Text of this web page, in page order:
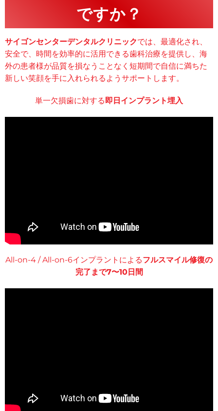
ですか？
サイゴンセンターデンタルクリニックでは、最適化され、
安全で、時間を効率的に活用できる歯科治療を提供し、海
外の患者様が品質を損なうことなく短期間で自信に満ちた
新しい笑顔を手に入れられるようサポートします。
単一欠損歯に対する即日インプラント埋入
All-on-4 / All-on-6インプラントによるフルスマイル修復の
完了まで7〜10日間